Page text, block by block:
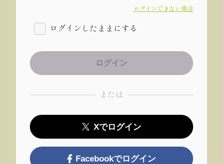
ログインできない場合
ログインしたままにする
または
Xでログイン
Facebookでログイン